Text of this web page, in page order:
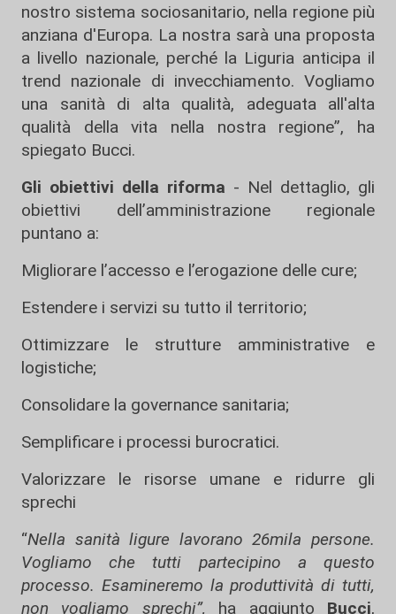
nostro sistema sociosanitario, nella regione più
anziana d'Europa. La nostra sarà una proposta
a livello nazionale, perché la Liguria anticipa il
trend nazionale di invecchiamento. Vogliamo
una sanità di alta qualità, adeguata all'alta
qualità della vita nella nostra regione”, ha
spiegato Bucci.
Gli obiettivi della riforma - Nel dettaglio, gli
obiettivi dell’amministrazione regionale
puntano a:
Migliorare l’accesso e l’erogazione delle cure;
Estendere i servizi su tutto il territorio;
Ottimizzare le strutture amministrative e
logistiche;
Consolidare la governance sanitaria;
Semplificare i processi burocratici.
Valorizzare le risorse umane e ridurre gli
sprechi
“Nella sanità ligure lavorano 26mila persone.
Vogliamo che tutti partecipino a questo
processo. Esamineremo la produttività di tutti,
non vogliamo sprechi”, ha aggiunto Bucci,